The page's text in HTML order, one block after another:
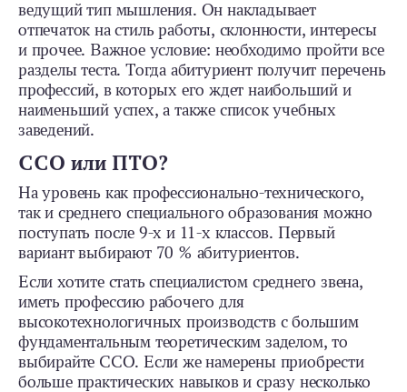
ведущий тип мышления. Он накладывает
отпечаток на стиль работы, склонности, интересы
и прочее. Важное условие: необходимо пройти все
разделы теста. Тогда абитуриент получит перечень
профессий, в которых его ждет наибольший и
наименьший успех, а также список учебных
заведений.
ССО или ПТО?
На уровень как профессионально-технического,
так и среднего специального образования можно
поступать после 9-х и 11-х классов. Первый
вариант выбирают 70 % абитуриентов.
Если хотите стать специалистом среднего звена,
иметь профессию рабочего для
высокотехнологичных производств с большим
фундаментальным теоретическим заделом, то
выбирайте ССО. Если же намерены приобрести
больше практических навыков и сразу несколько